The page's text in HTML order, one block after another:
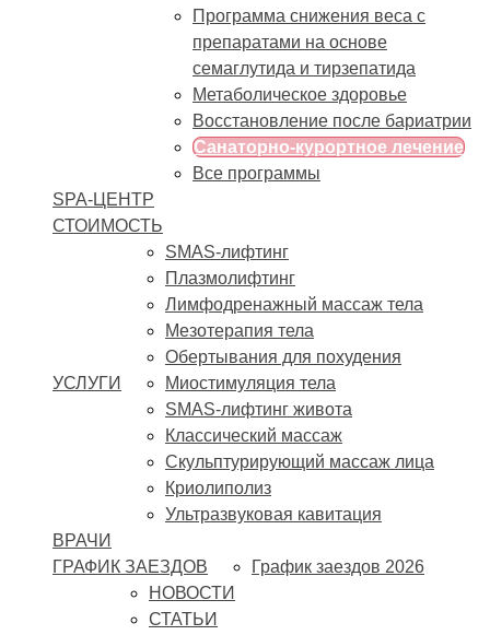
Программа снижения веса с
препаратами на основе
семаглутида и тирзепатида
Метаболическое здоровье
Восстановление после бариатрии
Санаторно-курортное лечение
Все программы
SPA-ЦЕНТР
СТОИМОСТЬ
УСЛУГИ
SMAS-лифтинг
Плазмолифтинг
Лимфодренажный массаж тела
Мезотерапия тела
Обертывания для похудения
Миостимуляция тела
SMAS-лифтинг живота
Классический массаж
Скульптурирующий массаж лица
Криолиполиз
Ультразвуковая кавитация
ВРАЧИ
ГРАФИК ЗАЕЗДОВ
График заездов 2026
НОВОСТИ
СТАТЬИ